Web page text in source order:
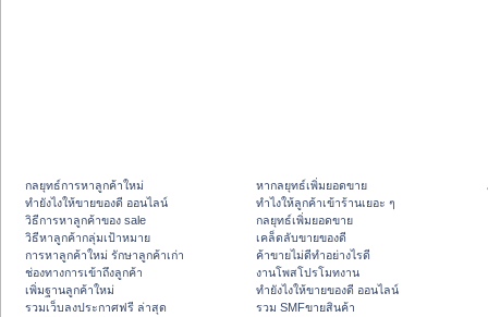
กลยุทธ์การหาลูกค้าใหม่
ทํายังไงให้ขายของดี ออนไลน์
วิธีการหาลูกค้าของ sale
วิธีหาลูกค้ากลุ่มเป้าหมาย
การหาลูกค้าใหม่ รักษาลูกค้าเก่า
ช่องทางการเข้าถึงลูกค้า
เพิ่มฐานลูกค้าใหม่
รวมเว็บลงประกาศฟรี ล่าสุด
หากลยุทธ์เพิ่มยอดขาย
ทําไงให้ลูกค้าเข้าร้านเยอะ ๆ
กลยุทธ์เพิ่มยอดขาย
เคล็ดลับขายของดี
ค้าขายไม่ดีทำอย่างไรดี
งานโพสโปรโมทงาน
ทํายังไงให้ขายของดี ออนไลน์
รวม SMFขายสินค้า